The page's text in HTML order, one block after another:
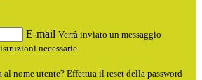
E-mail Verrà inviato un messaggio
necessarie.
al nome utente? Effettua il reset della password